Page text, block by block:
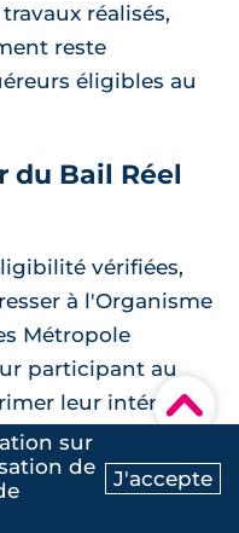
Contactez-nous
▾
réalisés,
reste
éligibles au
du Bail Réel
vérifiées,
à l'Organisme
Métropole
participant au
leur intérêt et
les logements
de consulter
spécifiques
sur
de
J'accepte